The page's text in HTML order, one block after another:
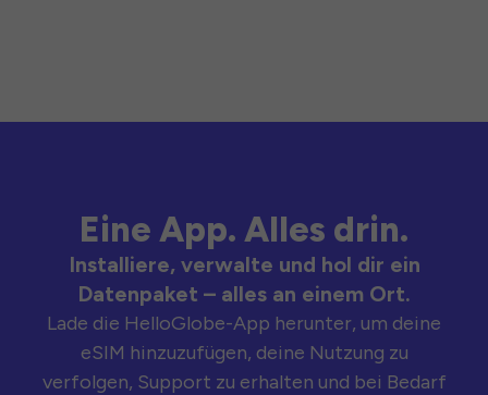
Eine App. Alles drin.
Installiere, verwalte und hol dir ein
Datenpaket – alles an einem Ort.
Lade die HelloGlobe-App herunter, um deine
eSIM hinzuzufügen, deine Nutzung zu
verfolgen, Support zu erhalten und bei Bedarf